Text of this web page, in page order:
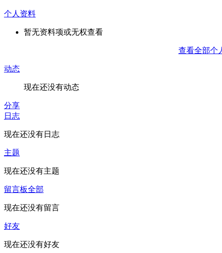
个人资料
暂无资料项或无权查看
查看全部个
动态
现在还没有动态
分享
日志
现在还没有日志
主题
现在还没有主题
留言板全部
现在还没有留言
好友
现在还没有好友